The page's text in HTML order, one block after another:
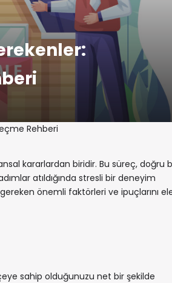
Rehberi
kararlardan biridir. Bu süreç, doğru
atıldığında stresli bir deneyim
önemli faktörleri ve ipuçlarını
sahip olduğunuzu net bir şekilde